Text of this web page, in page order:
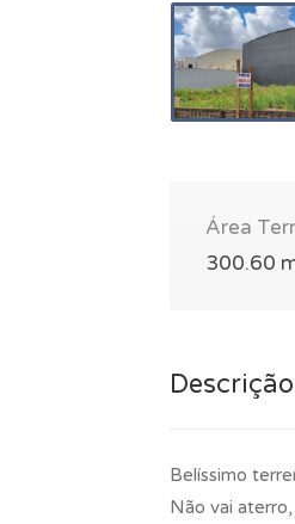
Área
300.60
Descrição
Belíssimo
Não vai